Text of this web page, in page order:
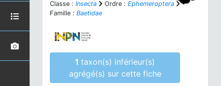
Classe : Insecta Ordre : Ephemeroptera
Famille : Baetidae
1taxon(s) inférieur(s)
agrégé(s) sur cette fiche